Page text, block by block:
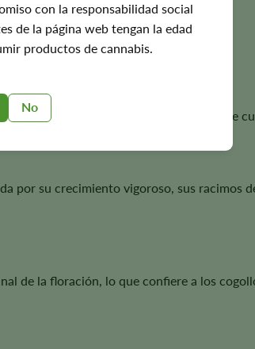
con la responsabilidad social
de la página web tengan la edad
productos de cannabis.
No
preciosa coloración y un rendimiento de
por su crecimiento vigoroso, sus racimos
de la floración, lo que confiere a los